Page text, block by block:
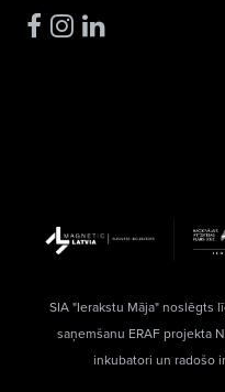
SIA "Ierakstu Māja" noslēgts
saņemšanu ERAF projekta
inkubatori un radošo